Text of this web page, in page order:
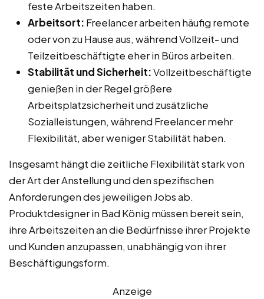
feste Arbeitszeiten haben.
Arbeitsort: Freelancer arbeiten häufig remote
oder von zu Hause aus, während Vollzeit- und
Teilzeitbeschäftigte eher in Büros arbeiten.
Stabilität und Sicherheit:Vollzeitbeschäftigte
genießen in der Regel größere
Arbeitsplatzsicherheit und zusätzliche
Sozialleistungen, während Freelancer mehr
Flexibilität, aber weniger Stabilität haben.
Insgesamt hängt die zeitliche Flexibilität stark von
der Art der Anstellung und den spezifischen
Anforderungen des jeweiligen Jobs ab.
Produktdesigner in Bad König müssen bereit sein,
ihre Arbeitszeiten an die Bedürfnisse ihrer Projekte
und Kunden anzupassen, unabhängig von ihrer
Beschäftigungsform.
Anzeige